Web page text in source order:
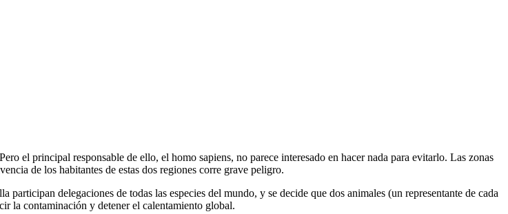
el principal responsable de ello, el homo sapiens, no parece interesado en hacer nada para evitarlo. Las zonas
de los habitantes de estas dos regiones corre grave peligro.
delegaciones de todas las especies del mundo, y se decide que dos animales (un representante de cada
la contaminación y detener el calentamiento global.